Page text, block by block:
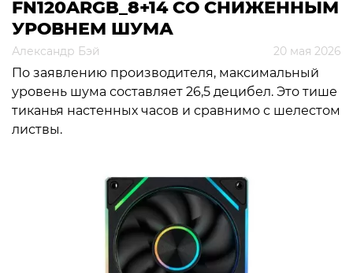
FN120ARGB_8+14 СО СНИЖЕННЫМ
УРОВНЕМ ШУМА
Александр Бэй 20 мая 2026
По заявлению производителя, максимальный
уровень шума составляет 26,5 децибел. Это тише
тиканья настенных часов и сравнимо с шелестом
листвы.